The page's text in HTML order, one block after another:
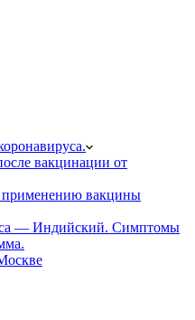
вакцинации от
применению вакцины
— Индийский. Симптомы